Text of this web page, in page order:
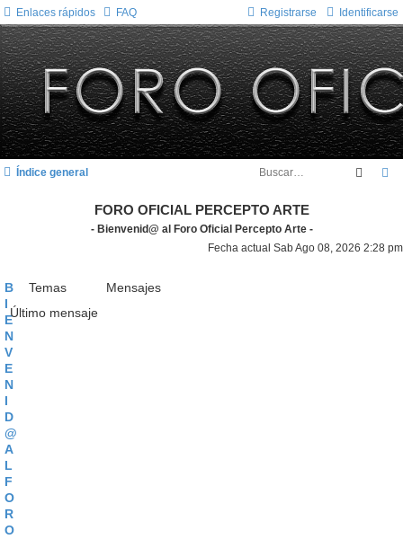
Enlaces rápidos FAQ Identificarse
Registrarse
Índice general
FORO OFICIAL PERCEPTO ARTE
- Bienvenid@ al Foro Oficial Percepto Arte -
Fecha actual Sab Ago 08, 2026 2:28 pm
B
I
E
N
V
E
N
I
D
@
A
L
F
O
R
O
Temas
Mensajes
Último mensaje